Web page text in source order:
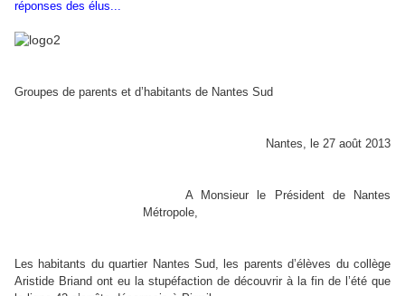
réponses des élus...
Groupes de parents et d’habitants de Nantes Sud
Nantes, le 27 août 2013
A Monsieur le Président de Nantes
Métropole,
Les habitants du quartier Nantes Sud, les parents d’élèves du collège
Aristide Briand ont eu la stupéfaction de découvrir à la fin de l’été que